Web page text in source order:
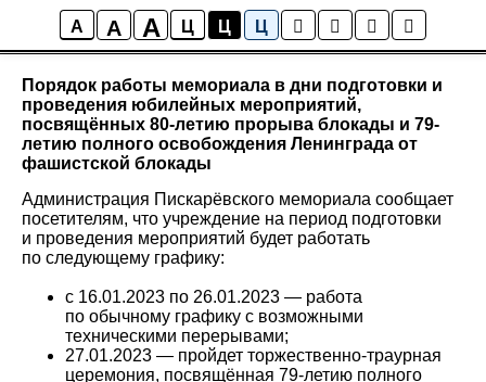
A A A Ц Ц Ц
Новости
Порядок работы мемориала в дни подготовки и
проведения юбилейных мероприятий,
посвящённых 80-летию прорыва блокады и 79-
летию полного освобождения Ленинграда от
фашистской блокады
Администрация Пискарёвского мемориала сообщает
посетителям, что учреждение на период подготовки
и проведения мероприятий будет работать
по следующему графику:
с 16.01.2023 по 26.01.2023 — работа
по обычному графику с возможными
техническими перерывами;
27.01.2023 — пройдет торжественно-траурная
церемония, посвящённая 79-летию полного